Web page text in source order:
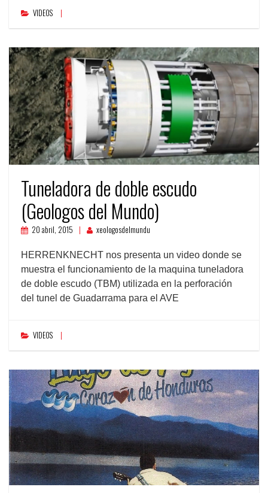
VIDEOS
Tuneladora de doble escudo
(Geologos del Mundo)
20 abril, 2015 xeologosdelmundu
HERRENKNECHT nos presenta un video donde se
muestra el funcionamiento de la maquina tuneladora
de doble escudo (TBM) utilizada en la perforación
del tunel de Guadarrama para el AVE
VIDEOS